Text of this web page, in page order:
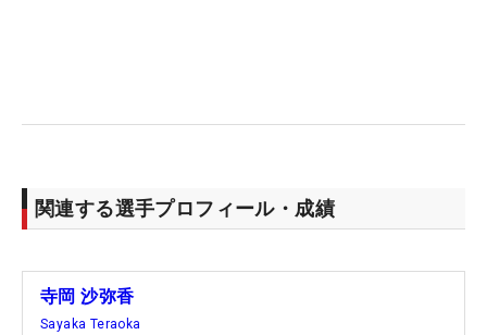
関連する選手プロフィール・成績
寺岡 沙弥香
Sayaka Teraoka